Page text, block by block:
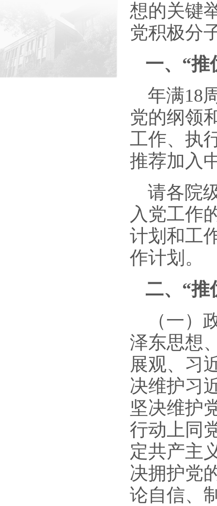
想的关键
党积极分
一、 “推
年满18
党的纲领
工作、执
推荐加入
请各院
入党工作
计划和工
作计划。
二、 “推
（一）
泽东思想
展观、习
决维护习
坚决维护
行动上同
定共产主
决拥护党
论自信、